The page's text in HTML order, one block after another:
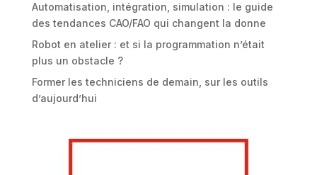
Automatisation, intégration, simulation : le guide
des tendances CAO/FAO qui changent la donne
Robot en atelier : et si la programmation n’était
plus un obstacle ?
Former les techniciens de demain, sur les outils
d’aujourd’hui